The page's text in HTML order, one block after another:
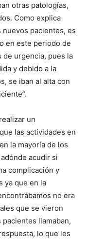
otras patologías,
Como explica
nuevos pacientes, es
en este periodo de
de urgencia, pues la
y debido a la
se iban al alta con
un
las actividades en
la mayoría de los
acudir si
complicación y
ya que en la
no era
que se vieron
llamaban,
lo que les